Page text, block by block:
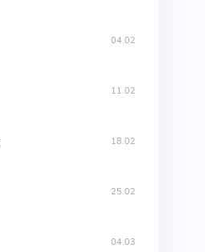
04.02
11.02
18.02
25.02
04.03